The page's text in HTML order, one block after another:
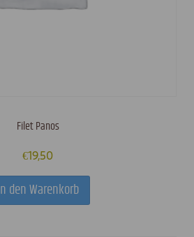
Filet Panos
€19,50
In den Warenkorb